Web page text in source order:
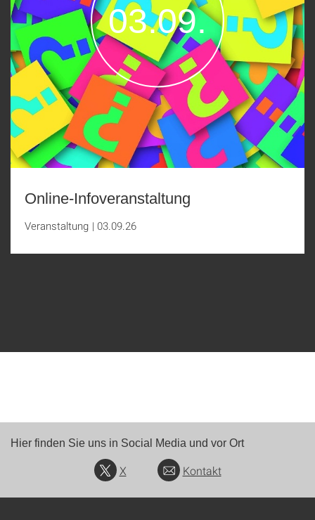
03.09.
Online-Infoveranstaltung
Veranstaltung | 03.09.26
Hier finden Sie uns in Social Media und vor Ort
X Kontakt